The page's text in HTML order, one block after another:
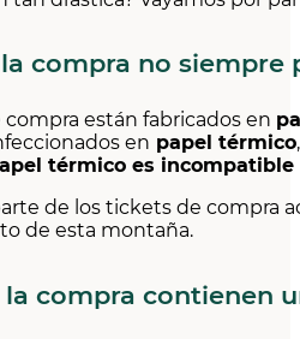
compra no siempre
están fabricados en
en papel térmico
térmico es incompatible
de los tickets de compra
de esta montaña.
la compra contienen